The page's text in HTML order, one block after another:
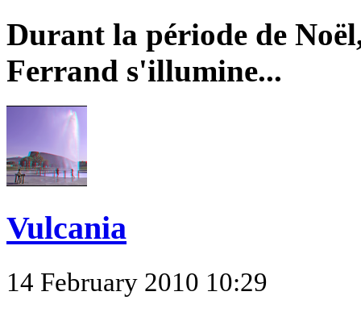
Durant la période de
Ferrand s'illumine...
Vulcania
14 February 2010 10:29